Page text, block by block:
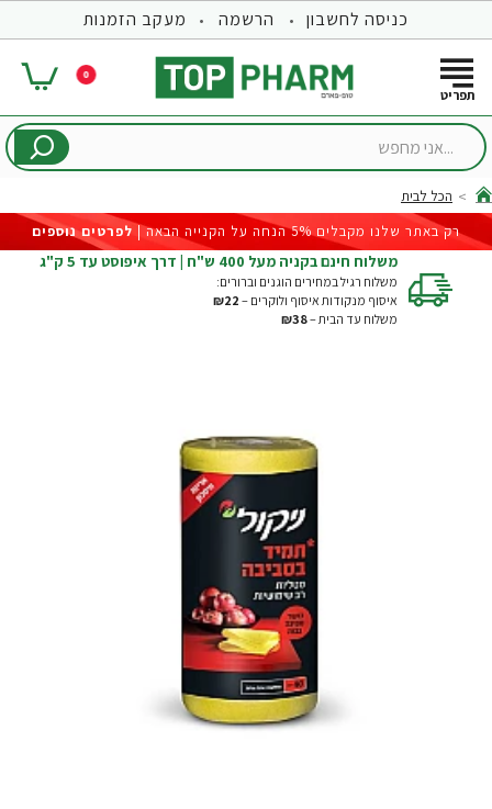
כניסה לחשבון הרשמה מעקב הזמנות
0
...אני
home
הכל לבית
רק באתר שלנו מקבלים 5% הנחה על הקנייה הבאה |
לפרטים נוספים
משלוח חינם בקניה מעל 400 ש"ח | דרך איפוסט עד 5 ק"ג
משלוח רגיל במחירים הוגנים וברורים:
איסוף מנקודות איסוף ולוקרים – ₪22
משלוח עד הבית –₪38